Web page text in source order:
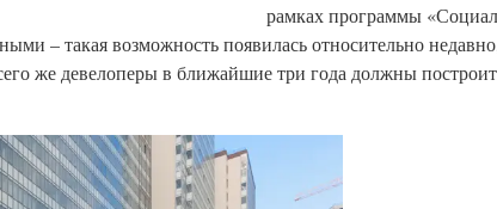
рамках программы
– такая возможность появилась относительно
же девелоперы в ближайшие три года должны